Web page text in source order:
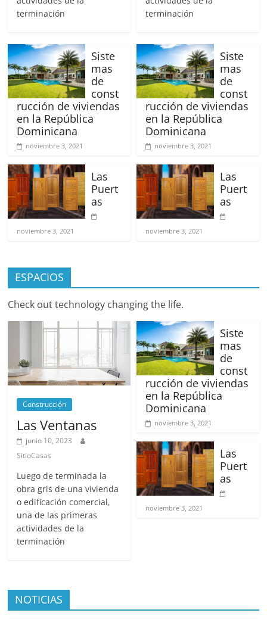
terminación
Siste
mas
de
const
rucción de viviendas
en la República
Dominicana
noviembre 3, 2021
Las
Puert
as
noviembre 3, 2021
terminación
Siste
mas
de
const
rucción de viviendas
en la República
Dominicana
noviembre 3, 2021
Las
Puert
as
noviembre 3, 2021
ESPACIOS
Check out technology changing the life.
Construcción
Las Ventanas
junio 10, 2023
SitioCasas
Luego de terminada la
obra gris de una vivienda
o edificación comercial,
una de las primeras
actividades de la
terminación
Siste
mas
de
const
rucción de viviendas
en la República
Dominicana
noviembre 3, 2021
Las
Puert
as
noviembre 3, 2021
NOTICIAS